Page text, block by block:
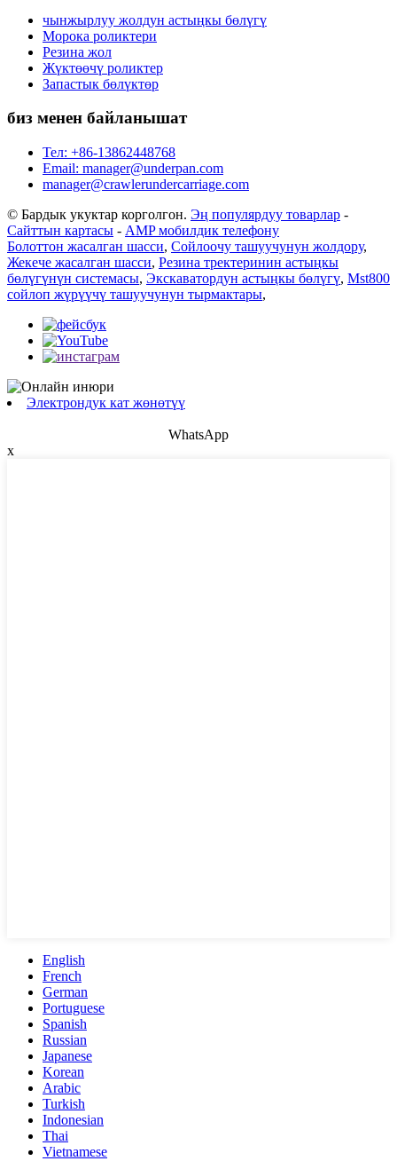
чынжырлуу жолдун астыңкы бөлүгү
Морока роликтери
Резина жол
Жүктөөчү роликтер
Запастык бөлүктөр
биз менен байланышат
Тел: +86-13862448768
Email: manager@underpan.com
manager@crawlerundercarriage.com
© Бардык укуктар корголгон. Эң популярдуу товарлар -
Сайттын картасы - AMP мобилдик телефону
Болоттон жасалган шасси, Сойлоочу ташуучунун жолдору,
Жекече жасалган шасси, Резина тректеринин астыңкы
бөлүгүнүн системасы, Экскаватордун астыңкы бөлүгү, Mst800
сойлоп жүрүүчү ташуучунун тырмактары,
Электрондук кат жөнөтүү
WhatsApp
x
English
French
German
Portuguese
Spanish
Russian
Japanese
Korean
Arabic
Turkish
Indonesian
Thai
Vietnamese